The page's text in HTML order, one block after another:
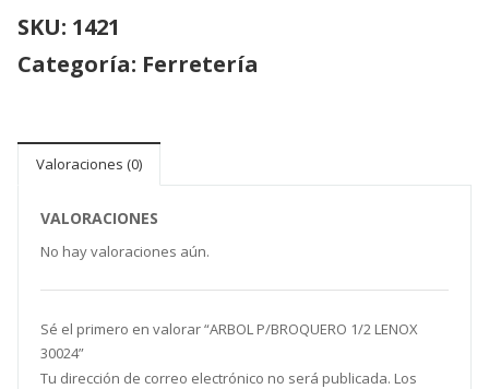
SKU: 1421
Categoría: Ferretería
Valoraciones (0)
VALORACIONES
No hay valoraciones aún.
Sé el primero en valorar “ARBOL P/BROQUERO 1/2 LENOX
30024”
Tu dirección de correo electrónico no será publicada. Los